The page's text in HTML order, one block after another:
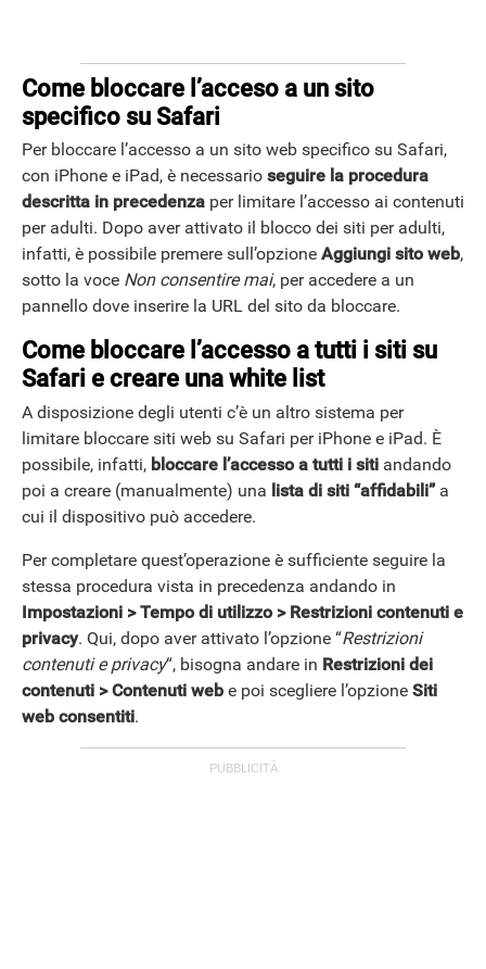
Come bloccare l’acceso a un sito
specifico su Safari
Per bloccare l’accesso a un sito web specifico su Safari,
con iPhone e iPad, è necessario seguire la procedura
descritta in precedenza per limitare l’accesso ai contenuti
per adulti. Dopo aver attivato il blocco dei siti per adulti,
infatti, è possibile premere sull’opzione Aggiungi sito web,
sotto la voce Non consentire mai, per accedere a un
pannello dove inserire la URL del sito da bloccare.
Come bloccare l’accesso a tutti i siti su
Safari e creare una white list
A disposizione degli utenti c’è un altro sistema per
limitare bloccare siti web su Safari per iPhone e iPad. È
possibile, infatti, bloccare l’accesso a tutti i siti andando
poi a creare (manualmente) una lista di siti “affidabili”a
cui il dispositivo può accedere.
Per completare quest’operazione è sufficiente seguire la
stessa procedura vista in precedenza andando in
Impostazioni > Tempo di utilizzo > Restrizioni contenuti e
privacy. Qui, dopo aver attivato l’opzione “Restrizioni
contenuti e privacy“, bisogna andare in Restrizioni dei
contenuti > Contenuti web e poi scegliere l’opzione Siti
web consentiti.